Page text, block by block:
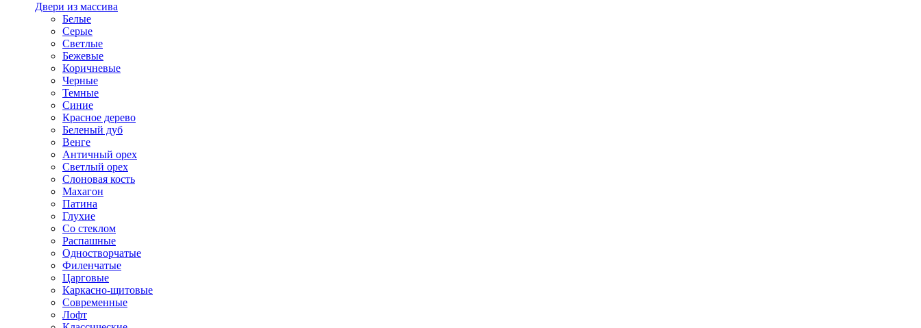
Двери из массива
Белые
Серые
Светлые
Бежевые
Коричневые
Черные
Темные
Синие
Красное дерево
Беленый дуб
Венге
Античный орех
Светлый орех
Слоновая кость
Махагон
Патина
Глухие
Со стеклом
Распашные
Одностворчатые
Филенчатые
Царговые
Каркасно-щитовые
Современные
Лофт